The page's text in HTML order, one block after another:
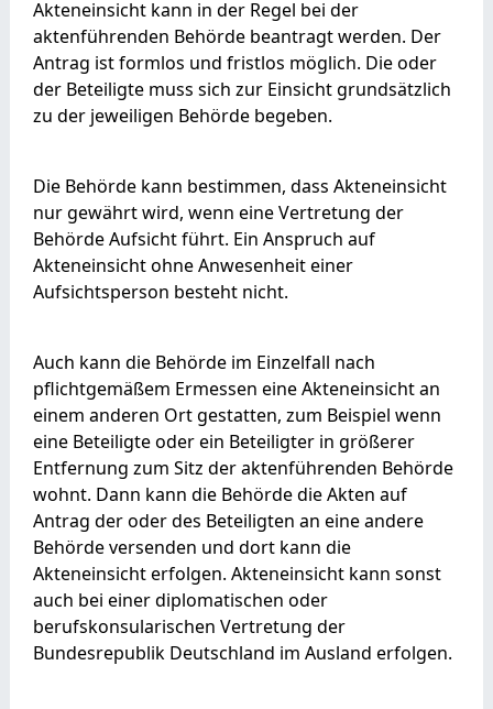
Akteneinsicht kann in der Regel bei der
aktenführenden Behörde beantragt werden. Der
Antrag ist formlos und fristlos möglich. Die oder
der Beteiligte muss sich zur Einsicht grundsätzlich
zu der jeweiligen Behörde begeben.
Die Behörde kann bestimmen, dass Akteneinsicht
nur gewährt wird, wenn eine Vertretung der
Behörde Aufsicht führt. Ein Anspruch auf
Akteneinsicht ohne Anwesenheit einer
Aufsichtsperson besteht nicht.
Auch kann die Behörde im Einzelfall nach
pflichtgemäßem Ermessen eine Akteneinsicht an
einem anderen Ort gestatten, zum Beispiel wenn
eine Beteiligte oder ein Beteiligter in größerer
Entfernung zum Sitz der aktenführenden Behörde
wohnt. Dann kann die Behörde die Akten auf
Antrag der oder des Beteiligten an eine andere
Behörde versenden und dort kann die
Akteneinsicht erfolgen. Akteneinsicht kann sonst
auch bei einer diplomatischen oder
berufskonsularischen Vertretung der
Bundesrepublik Deutschland im Ausland erfolgen.